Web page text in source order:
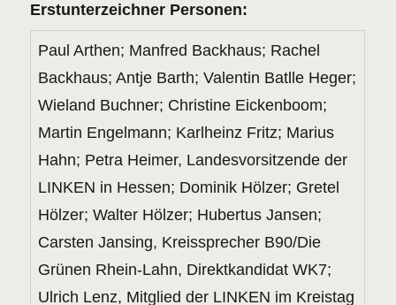
Erstunterzeichner Personen:
Paul Arthen; Manfred Backhaus; Rachel
Backhaus; Antje Barth; Valentin Batlle Heger;
Wieland Buchner; Christine Eickenboom;
Martin Engelmann; Karlheinz Fritz; Marius
Hahn; Petra Heimer, Landesvorsitzende der
LINKEN in Hessen; Dominik Hölzer; Gretel
Hölzer; Walter Hölzer; Hubertus Jansen;
Carsten Jansing, Kreissprecher B90/Die
Grünen Rhein-Lahn, Direktkandidat WK7;
Ulrich Lenz, Mitglied der LINKEN im Kreistag